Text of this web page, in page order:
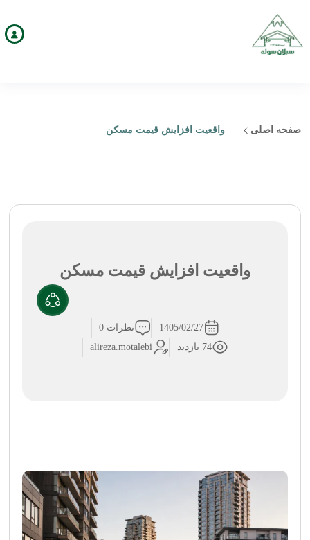
صفحه اصلی واقعیت افزایش قیمت مسکن
واقعیت افزایش قیمت مسکن
1405/02/27
نظرات 0
74 بازدید
alireza.motalebi